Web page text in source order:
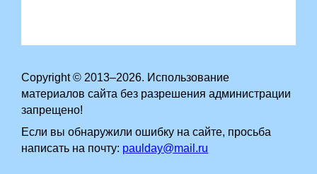
Copyright © 2013–2026. Использование
материалов сайта без разрешения администрации
запрещено!
Если вы обнаружили ошибку на сайте, просьба
написать на почту: paulday@mail.ru